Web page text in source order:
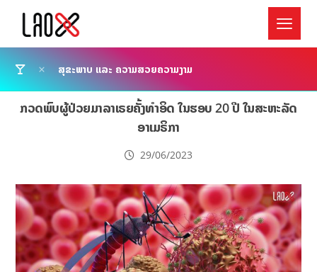
ສຸຂະພາບ ແລະ ຄວາມສວຍຄວາມງາມ
ກວດພົບຜູ້ປ່ວຍມາລາເຣຍຄັ້ງທຳອິດ ໃນຮອບ 20 ປີ ໃນສະຫະລັດ
ອາເມຣິກາ
29/06/2023